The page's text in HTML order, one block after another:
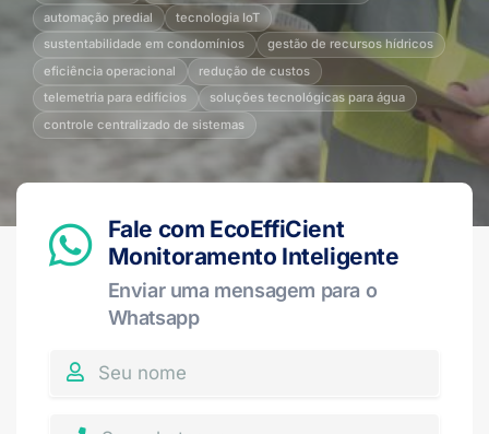
automação predial
tecnologia IoT
sustentabilidade em condomínios
gestão de recursos hídricos
eficiência operacional
redução de custos
telemetria para edifícios
soluções tecnológicas para água
controle centralizado de sistemas
Fale com EcoEffiCient
Monitoramento Inteligente
Enviar uma mensagem para o
Whatsapp